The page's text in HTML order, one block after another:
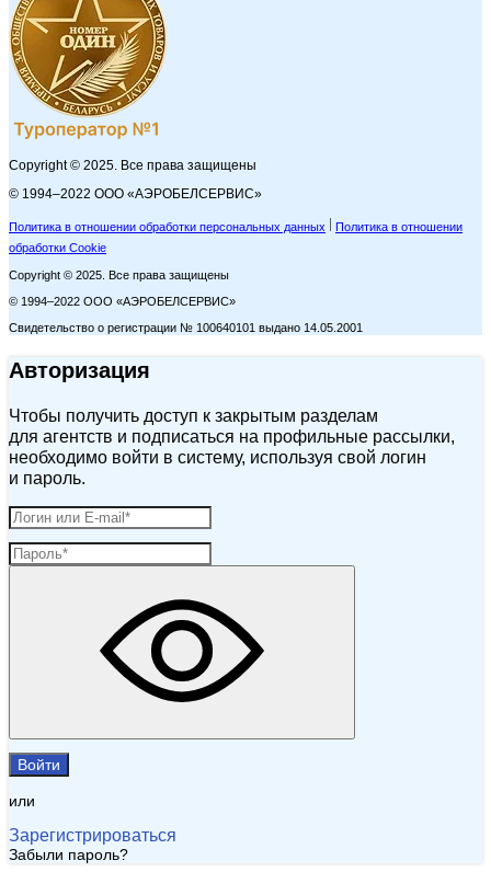
Copyright © 2025. Все права защищены
© 1994–2022 ООО «АЭРОБЕЛСЕРВИС»
Политика в отношении обработки персональных данных
Политика в отношении
обработки Cookie
Copyright © 2025. Все права защищены
© 1994–2022 ООО «АЭРОБЕЛСЕРВИС»
Свидетельство о регистрации № 100640101 выдано 14.05.2001
Авторизация
Чтобы получить доступ к закрытым разделам
для агентств и подписаться на профильные рассылки,
необходимо войти в систему, используя свой логин
и пароль.
Войти
или
Зарегистрироваться
Забыли пароль?